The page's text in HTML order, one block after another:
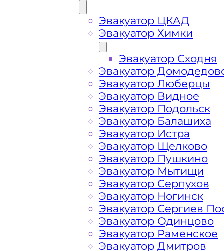
Как перевезти
Подольском
Эвакуатор ЦКАД
Эвакуатор Химки
Эвакуатор Сходня
Эвакуатор
Эвакуатор Люберцы
Эвакуатор Видное
Эвакуатор Подольск
Эвакуатор Балашиха
Эвакуатор Истра
Эвакуатор Щелково
Эвакуатор Пушкино
Эвакуатор Мытищи
Эвакуатор Серпухов
Эвакуатор Ногинск
Эвакуатор Сергиев
Эвакуатор Одинцово
Эвакуатор Раменское
Эвакуатор Дмитров